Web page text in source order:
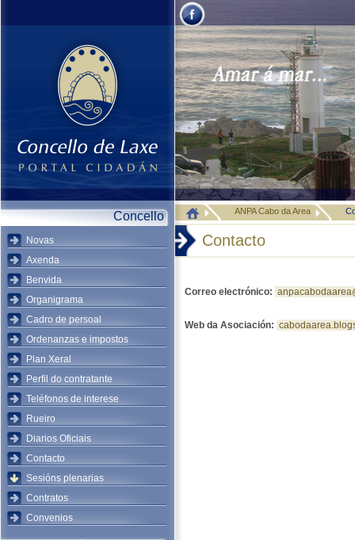
Concello
Novas
Axenda
Benvida
Organigrama
Cadro de persoal
Ordenanzas e impostos
Plan Xeral
Perfil do contratante
Teléfonos de interese
Rueiro
Diarios Oficiais
Contacto
Sesións plenarias
Contratos
Convenios
ANPA Cabo da Area
Contacto
Correo electrónico:
Web da Asociación: